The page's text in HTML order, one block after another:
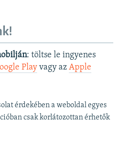
: töltse le ingyenes
Playvagy az Apple
érdekében a weboldal egyes
csak korlátozottan érhetők